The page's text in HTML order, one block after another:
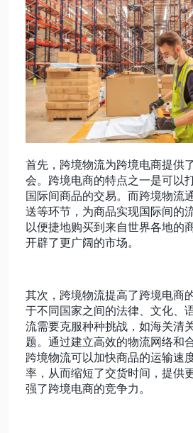
关于我们
首先，跨境物流为跨境电商提供
会。跨境电商的特点之一是可以
国际间商品的交易。而跨境物流
送等环节，为商品实现国际间的
以便捷地购买到来自世界各地的
开辟了更广阔的市场。
其次，跨境物流提高了跨境电商
于不同国家之间的法律、文化、
流需要克服种种挑战，如海关清
题。通过建立高效的物流网络和
跨境物流可以加快商品的运输速
率，从而缩短了交货时间，提供
强了跨境电商的竞争力。